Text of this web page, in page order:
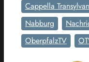
Cappella
Nabburg
OberpfalzTV